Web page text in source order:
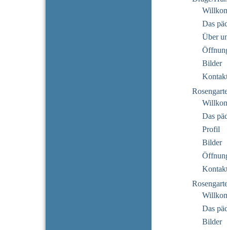
Das
Über
Bilder
Das
Profil
Bilder
Das
Bilder